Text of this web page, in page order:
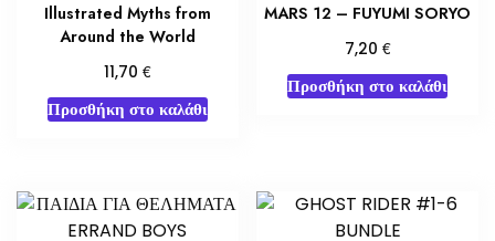
Illustrated Myths from
Around the World
11,70 €
Προσθήκη στο καλάθι
MARS 12 – FUYUMI SORYO
7,20 €
Προσθήκη στο καλάθι